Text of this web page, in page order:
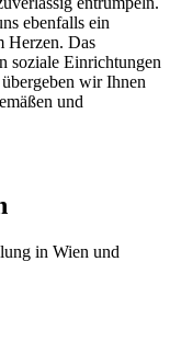
ebenfalls ein
Herzen. Das
soziale Einrichtungen
wir Ihnen
und
in Wien und